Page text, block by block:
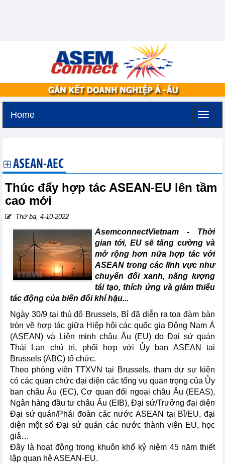
Home
ASEAN-AEC
Thúc đẩy hợp tác ASEAN-EU lên tầm
cao mới
Thứ ba, 4-10-2022
AsemconnectVietnam - Thời
gian tới, EU sẽ tăng cường và
mở rộng hơn nữa hợp tác với
ASEAN trong các lĩnh vực như
chuyển đổi xanh, năng lượng
tái tạo, thích ứng và giảm thiểu
tác động của biến đổi khí hậu...
Ngày 30/9 tại thủ đô Brussels, Bỉ đã diễn ra tọa đàm bàn
tròn về hợp tác giữa Hiệp hội các quốc gia Đông Nam Á
(ASEAN) và Liên minh châu Âu (EU) do Đại sứ quán
Thái Lan chủ trì, phối hợp với Ủy ban ASEAN tại
Brussels (ABC) tổ chức.
Theo phóng viên TTXVN tại Brussels, tham dự sự kiện
có các quan chức đại diện các tổng vụ quan trọng của Ủy
ban châu Âu (EC), Cơ quan đối ngoại châu Âu (EEAS),
Ngân hàng đầu tư châu Âu (EIB), Đại sứ/Trưởng đại diện
Đại sứ quán/Phái đoàn các nước ASEAN tại Bỉ/EU, đại
diện một số Đại sứ quán các nước thành viên EU, học
giả…
Đây là hoạt động trong khuôn khổ kỷ niệm 45 năm thiết
lập quan hệ ASEAN-EU.